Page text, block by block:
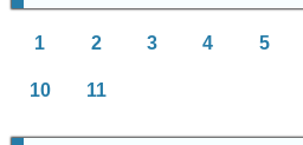
1 2 3 4 5
10 11